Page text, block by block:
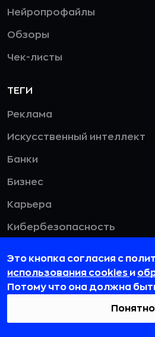
Нейропрофайлы
Обзоры
Чек-листы
ТЕГИ
Реклама
Искусственный интеллект
Банки
Бизнес
Карьера
Кибербезопасность
HR
Это кнопка согласия с
использования cookies и
Потому что она должна
Понятно